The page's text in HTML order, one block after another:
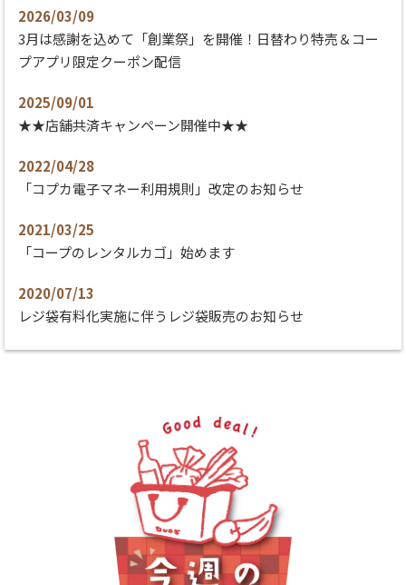
2026/03/09
​3月は感謝を込めて「創業祭」を開催！日替わり特売＆コー
プアプリ限定クーポン配信
2025/09/01
★★店舗共済キャンペーン開催中★★
2022/04/28
「コプカ電子マネー利用規則」改定のお知らせ
2021/03/25
「コープのレンタルカゴ」始めます
2020/07/13
レジ袋有料化実施に伴うレジ袋販売のお知らせ